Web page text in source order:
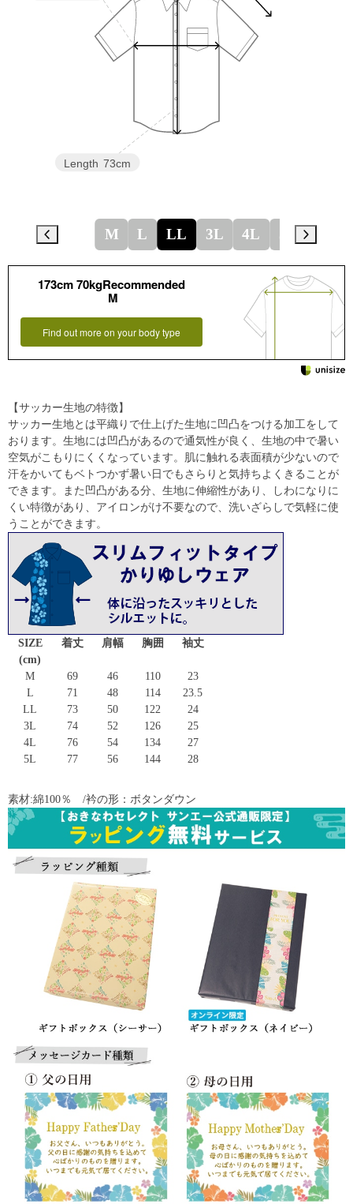
Length 73cm
M L LL 3L 4L
173cm 70kgRecommended
M
Find out more on your body type
【サッカー生地の特徴】
サッカー生地とは平織りで仕上げた生地に凹凸をつける加工をして
おります。生地には凹凸があるので通気性が良く、生地の中で暑い
空気がこもりにくくなっています。肌に触れる表面積が少ないので
汗をかいてもベトつかず暑い日でもさらりと気持ちよくきることが
できます。また凹凸がある分、生地に伸縮性があり、しわになりに
くい特徴があり、アイロンがけ不要なので、洗いざらしで気軽に使
うことができます。
SIZE
(cm)
着丈 肩幅 胸囲 袖丈
M 69 46 110
23
L
71 48 114
23.5
LL
73 50 122
24
3L
74 52 126
25
4L
76 54 134
27
5L
77 56 144 28
素材:綿100％ /衿の形：ボタンダウン